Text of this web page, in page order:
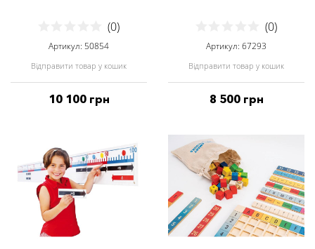
(0)
Артикул: 50854
Відправити товар у кошик
10 100 грн
(0)
Артикул: 67293
Відправити товар у кошик
8 500 грн